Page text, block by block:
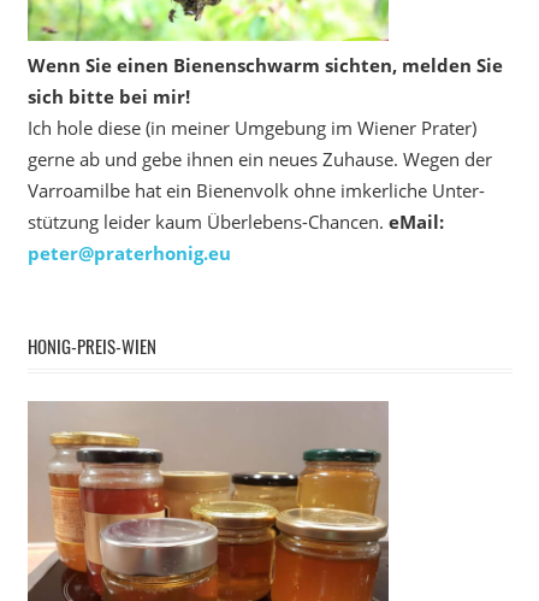
Wenn Sie einen Bienenschwarm sichten, melden Sie
sich bitte bei mir!
Ich hole diese (in meiner Umgebung im Wiener Prater)
gerne ab und gebe ihnen ein neues Zuhause. Wegen der
Varroamilbe hat ein Bienenvolk ohne imkerliche Unter­
stützung leider kaum Überlebens-Chancen. eMail:
peter@praterhonig.eu
HONIG-PREIS-WIEN